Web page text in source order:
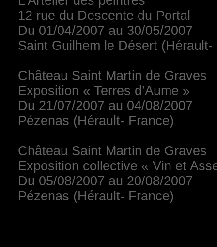
12 rue du Descente du Portal
Du 01/04/2007 au 30/05/2007
Saint Guilhem le Désert (Hérault-
Château Saint Martin de Graves
Exposition « Terres d’Aume »
Du 21/07/2007 au 04/08/2007
Pézenas (Hérault- France)
Château Saint Martin de Graves
Exposition collective « Vin et
Du 05/08/2007 au 20/08/2007
Pézenas (Hérault- France)